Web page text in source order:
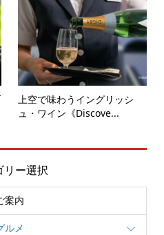
上空で味わうイングリッシ
ュ・ワイン《Discove...
リー選択
案内
ルメ